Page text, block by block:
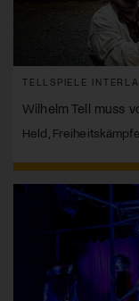
TELLSPIELE
Wilhelm Tell muss
Held,